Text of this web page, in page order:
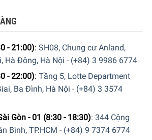
dùng thao tác nhanh chóng, duy trì sự
- 21:00): SH08, Chung cư Anland,
Hà Đông, Hà Nội - (+84) 3 9986 6774
- 22:00): Tầng 5, Lotte Department
Ba Đình, Hà Nội - (+84) 3 3574
Gòn - 01 (8:30 - 18:30): 344 Cộng
Bình, TP.HCM - (+84) 9 7374 6774